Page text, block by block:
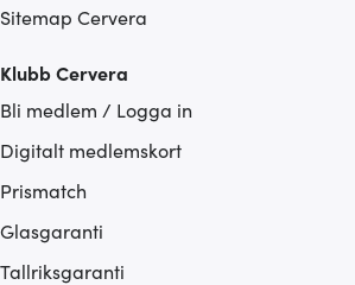
Sitemap Cervera
Klubb Cervera
Bli medlem / Logga in
Digitalt medlemskort
Prismatch
Glasgaranti
Tallriksgaranti